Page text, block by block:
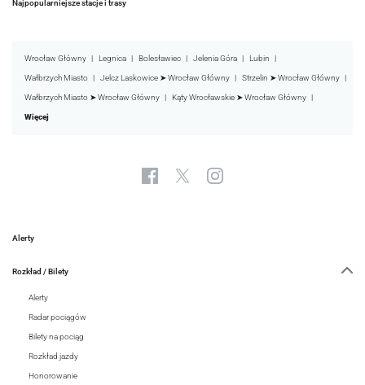
Najpopularniejsze stacje i trasy
Wrocław Główny Legnica Bolesławiec Jelenia Góra Lubin
Wałbrzych Miasto Jelcz Laskowice ➤ Wrocław Główny Strzelin ➤ Wrocław Główny
Wałbrzych Miasto ➤ Wrocław Główny Kąty Wrocławskie ➤ Wrocław Główny
Więcej
Alerty
Rozkład / Bilety
Alerty
Radar pociągów
Bilety na pociąg
Rozkład jazdy
Honorowanie